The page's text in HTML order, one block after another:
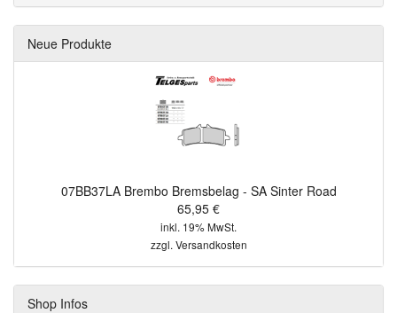
Neue Produkte
07BB37LA Brembo Bremsbelag - SA Sinter Road
65,95 €
inkl. 19% MwSt.
zzgl. Versandkosten
Shop Infos